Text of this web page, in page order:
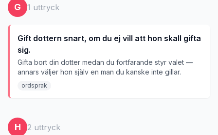
G 1 uttryck
Gift dottern snart, om du ej vill att hon skall gifta
sig.
Gifta bort din dotter medan du fortfarande styr valet —
annars väljer hon själv en man du kanske inte gillar.
ordsprak
H 2 uttryck